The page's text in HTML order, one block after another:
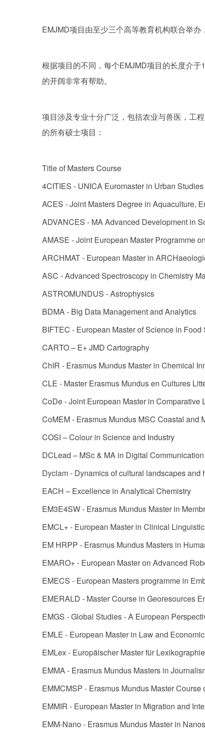
EMJMD项目由至少三个高等教育机构联合举
根据项目的不同，每个EMJMD项目的长度介
的开阔非常有帮助。
项目涉及专业十分广泛，包括农业与兽医，工
的所有硕士项目：
Title of Masters Course
4CITIES - UNICA Euromaster in Urban Studies
ACES - Joint Masters Degree in Aquaculture,
ADVANCES - MA Advanced Development in
AMASE - Joint European Master Programme
ARCHMAT - European Master in
ASC - Advanced Spectroscopy in Chemistry
ASTROMUNDUS - Astrophysics
BDMA - Big Data Management and Analytics
BIFTEC - European Master of Science in
CARTO – E+ JMD Cartography
ChIR - Erasmus Mundus Master in Chemical
CLE - Master Erasmus Mundus en Cultures
CoDe - Joint European Master in Comparative
CoMEM - Erasmus Mundus MSC Coastal and
COSI – Colour in Science and Industry
DCLead – MSc & MA in Digital
Dyclam - Dynamics of cultural landscapes and
EACH – Excellence in Analytical Chemistry
EM3E4SW - Erasmus Mundus Master in
EMCL+ - European Master in Clinical
EM HRPP - Erasmus Mundus Masters in
EMARO+ - European Master on Advanced
EMECS - European Masters programme in
EMERALD - Master Course in Georesources
EMGS - Global Studies - A European
EMLE - European Master in Law and
EMLex - Europäischer Master für
EMMA - Erasmus Mundus Masters in
EMMCMSP - Erasmus Mundus Master
EMMIR - European Master in Migration and
EMM-Nano - Erasmus Mundus Master in